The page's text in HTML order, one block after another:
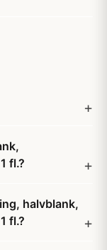
fl.?
halvblank,
fl.?